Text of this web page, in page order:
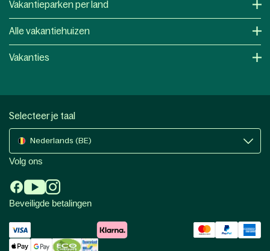
Vakantieparken per land
Alle vakantiehuizen
Vakanties
Selecteer je taal
Nederlands (BE)
Volg ons
Beveiligde betalingen